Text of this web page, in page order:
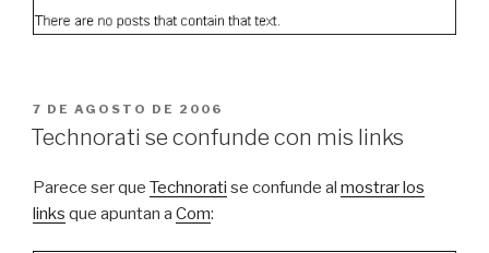
PUBLICADO
EL
7 DE AGOSTO DE 2006
Technorati se confunde con mis links
Parece ser que Technorati se confunde al mostrar los
links que apuntan a Com: